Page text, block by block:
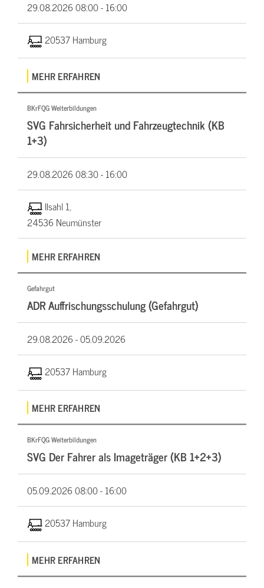
29.08.202608:00 - 16:00
20537 Hamburg
MEHR ERFAHREN
BKrFQG Weiterbildungen
SVG Fahrsicherheit und Fahrzeugtechnik (KB
1+3)
29.08.202608:30 - 16:00
Ilsahl 1,
24536 Neumünster
MEHR ERFAHREN
Gefahrgut
ADR Auffrischungsschulung (Gefahrgut)
29.08.2026 -05.09.2026
20537 Hamburg
MEHR ERFAHREN
BKrFQG Weiterbildungen
SVG Der Fahrer als Imageträger (KB 1+2+3)
05.09.202608:00 - 16:00
20537 Hamburg
MEHR ERFAHREN